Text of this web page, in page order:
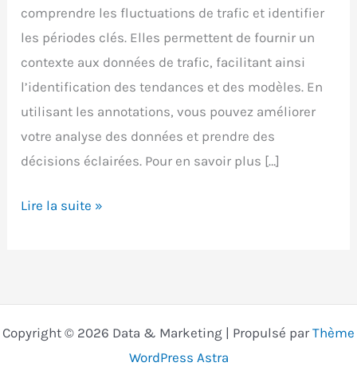
comprendre les fluctuations de trafic et identifier
les périodes clés. Elles permettent de fournir un
contexte aux données de trafic, facilitant ainsi
l’identification des tendances et des modèles. En
utilisant les annotations, vous pouvez améliorer
votre analyse des données et prendre des
décisions éclairées. Pour en savoir plus […]
Annotations
vos
pics
Lire la suite »
Copyright © 2026 Data & Marketing | Propulsé par Thème
WordPress Astra